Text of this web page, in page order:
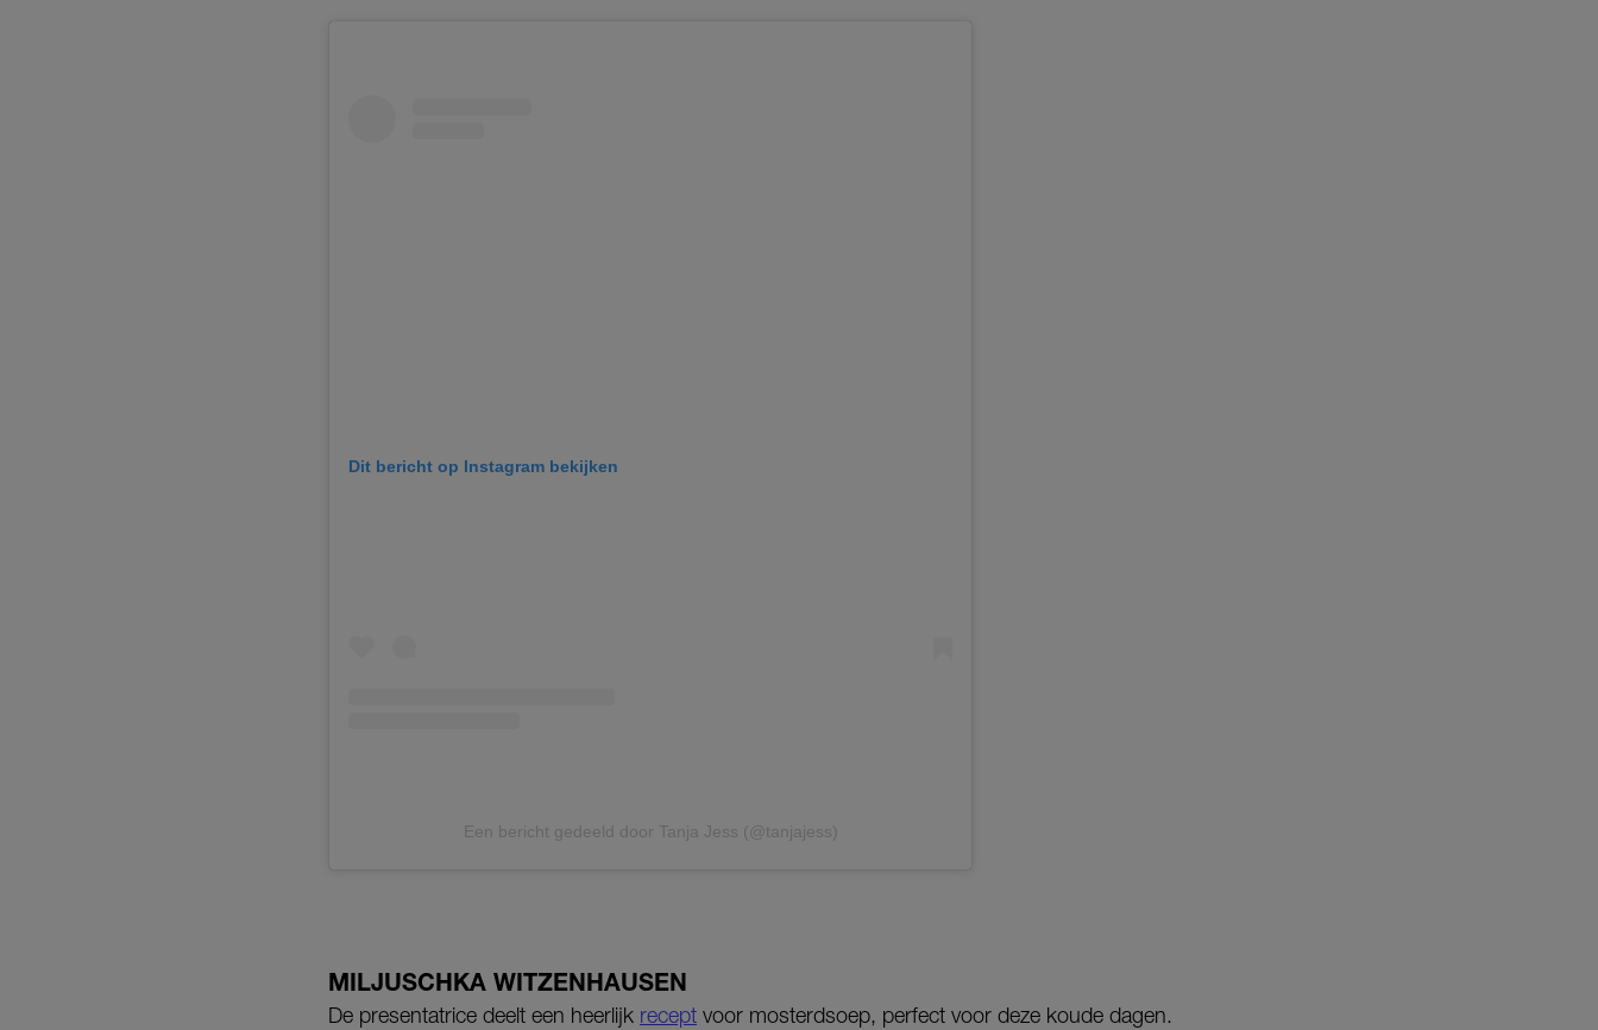
Dit bericht op Instagram bekijken
Een bericht gedeeld door Tanja Jess (@tanjajess)
MILJUSCHKA WITZENHAUSEN
De presentatrice deelt een heerlijk recept voor mosterdsoep, perfect voor deze koude dagen.